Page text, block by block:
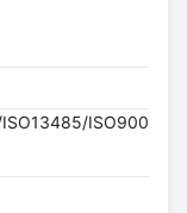
ISO13485/ISO900